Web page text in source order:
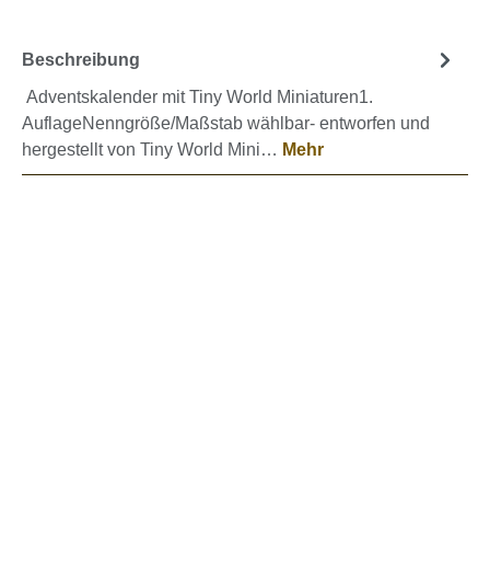
Beschreibung
Adventskalender mit Tiny World Miniaturen1.
AuflageNenngröße/Maßstab wählbar- entworfen und
hergestellt von Tiny World Mini… Mehr